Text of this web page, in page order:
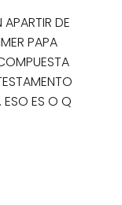
DE
PAPA
ESO ES O Q